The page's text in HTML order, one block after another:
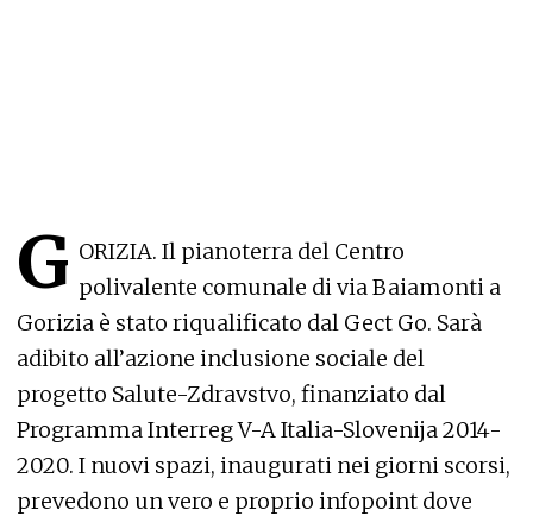
G ORIZIA. Il pianoterra del Centro
polivalente comunale di via Baiamonti a
Gorizia è stato riqualificato dal Gect Go. Sarà
adibito all’azione inclusione sociale del
progetto Salute-Zdravstvo, finanziato dal
Programma Interreg V-A Italia-Slovenija 2014-
2020. I nuovi spazi, inaugurati nei giorni scorsi,
prevedono un vero e proprio infopoint dove